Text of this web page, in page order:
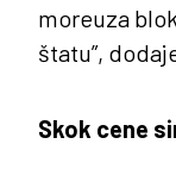
moreuza
štatu”,
Skok cene